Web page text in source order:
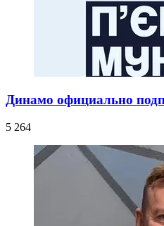
Динамо официально
5 264